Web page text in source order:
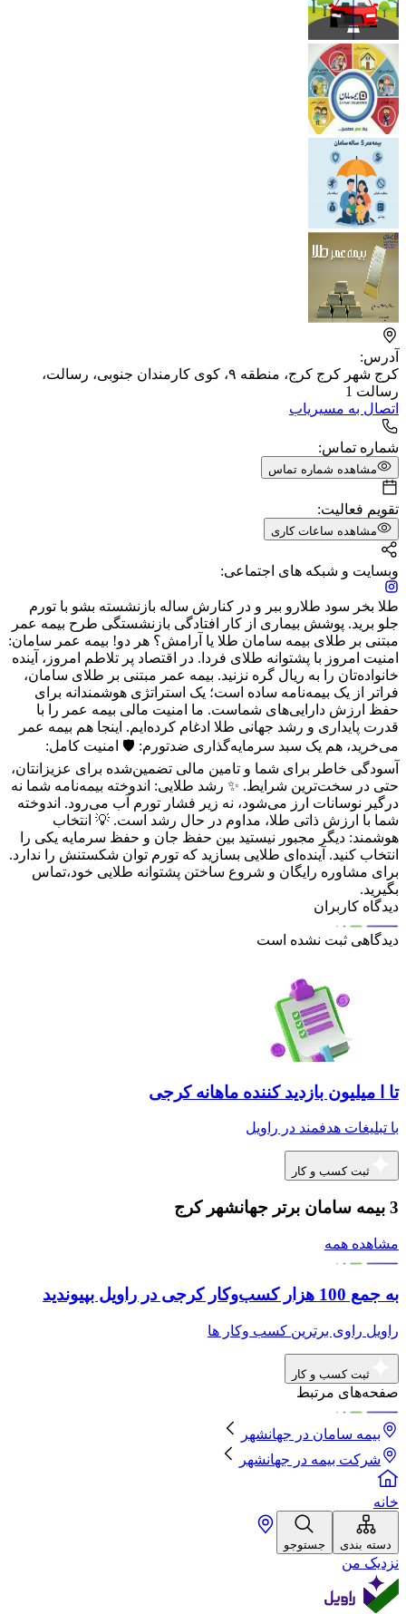
آدرس:
کرج شهر کرج کرج، منطقه ۹، کوی کارمندان جنوبی، رسالت، ​
رسالت 1
اتصال به مسیریاب
شماره تماس:
مشاهده شماره تماس
تقویم فعالیت:
مشاهده ساعات کاری
وبسایت و شبکه های اجتماعی:
طلا بخر سود طلارو ببر و در کنارش ساله بازنشسته بشو با تورم
جلو برید. پوشش بیماری از کار افتادگی بازنشستگی طرح بیمه عمر
مبتنی بر طلای بیمه سامان طلا یا آرامش؟ هر دو! بیمه عمر سامان:
امنیت امروز با پشتوانه طلای فردا. در اقتصاد پر تلاطم امروز، آینده
خانواده‌تان را به ریال گره نزنید. بیمه عمر مبتنی بر طلای سامان،
فراتر از یک بیمه‌نامه ساده است؛ یک استراتژی هوشمندانه برای
حفظ ارزش دارایی‌های شماست. ما امنیت مالی بیمه عمر را با
قدرت پایداری و رشد جهانی طلا ادغام کرده‌ایم. اینجا هم بیمه عمر
می‌خرید، هم یک سبد سرمایه‌گذاری ضدتورم: 🛡️ امنیت کامل:
آسودگی خاطر برای شما و تامین مالی تضمین‌شده برای عزیزانتان،
حتی در سخت‌ترین شرایط. ✨ رشد طلایی: اندوخته بیمه‌نامه شما نه
درگیر نوسانات ارز می‌شود، نه زیر فشار تورم آب می‌رود. اندوخته
شما با ارزش ذاتی طلا، مداوم در حال رشد است. 💡 انتخاب
هوشمند: دیگر مجبور نیستید بین حفظ جان و حفظ سرمایه یکی را
انتخاب کنید. آینده‌ای طلایی بسازید که تورم توان شکستنش را ندارد.
برای مشاوره رایگان و شروع ساختن پشتوانه طلایی خود،تماس
بگیرید.
دیدگاه کاربران
دیدگاهی ثبت نشده است
تا ا میلیون بازدید کننده ماهانه کرجی
با تبلیغات هدفمند در راویل
ثبت کسب و کار
3 بیمه سامان برتر جهانشهر کرج
مشاهده همه
به جمع 100 هزار کسب‌وکار کرجی در راویل بپیوندید
راویل راوی برترین کسب وکار ها
ثبت کسب و کار
صفحه‌های مرتبط
بیمه سامان در جهانشهر
شرکت بیمه در جهانشهر
خانه
دسته بندی جستوجو
نزدیک من